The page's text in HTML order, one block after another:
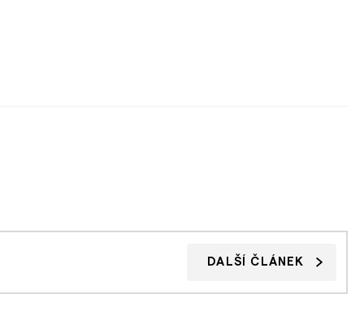
DALŠÍ ČLÁNEK